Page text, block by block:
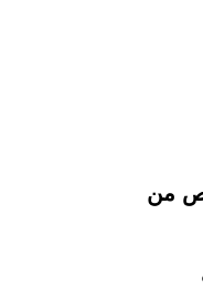
من